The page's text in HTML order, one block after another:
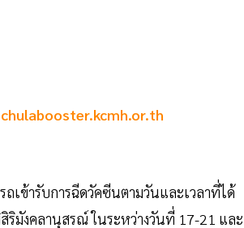
ข้ารับการฉีดวัคซีนตามวันและเวลาที่ได้
มังคลานุสรณ์ ในระหว่างวันที่ 17-21 และ